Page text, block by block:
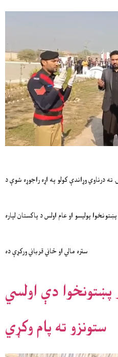
درناوي وړاندې کولو په اړه راجوړه شوې د
پولیسو او عام اولس د پاکستان لپاره
ستره مالي او ځاني قرباني ورکړې ده
پښتونخوا دې اولسي
ستونزو ته پام وکړي